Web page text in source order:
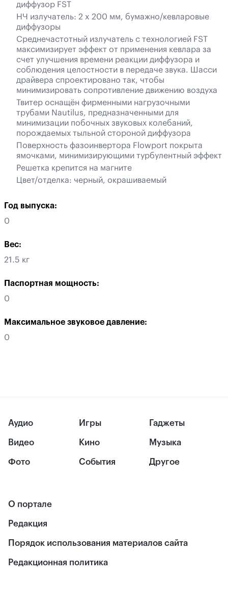
диффузор FST
НЧ излучатель: 2 x 200 мм, бумажно/кевларовые
диффузоры
Среднечастотный излучатель с технологией FST
максимизирует эффект от применения кевлара за
счет улучшения времени реакции диффузора и
соблюдения целостности в передаче звука. Шасси
драйвера спроектировано так, чтобы
минимизировать сопротивление движению воздуха
Твитер оснащён фирменными нагрузочными
трубами Nautilus, предназначенными для
минимизации побочных звуковых колебаний,
порождаемых тыльной стороной диффузора
Поверхность фазоинвертора Flowport покрыта
ямочками, минимизирующими турбулентный эффект
Решетка крепится на магните
Цвет/отделка: черный, окрашиваемый
Год выпуска:
0
Вес:
21.5 кг
Паспортная мощность:
0
Максимальное звуковое давление:
0
Аудио
Видео
Фото
Игры
Кино
События
Гаджеты
Музыка
Другое
О портале
Редакция
Порядок использования материалов сайта
Редакционная политика